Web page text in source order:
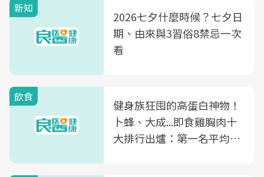
新知
2026七夕什麼時候？七夕日
期、由來與3習俗8禁忌一次
看
飲食
健身族狂囤的高蛋白神物！
卜蜂、大成...即食雞胸肉十
大排行出爐：第一名平均一